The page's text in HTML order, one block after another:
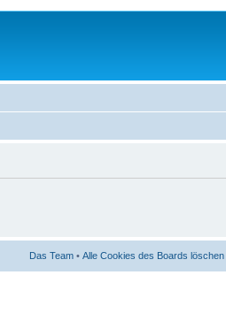
Das Team • Alle Cookies des Boards löschen